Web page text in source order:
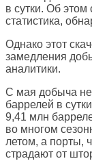
в сутки. Об этом
статистика,
Однако этот
замедления
аналитики.
С мая добыча
баррелей в
9,41 млн
во многом
летом, а порты,
страдают от